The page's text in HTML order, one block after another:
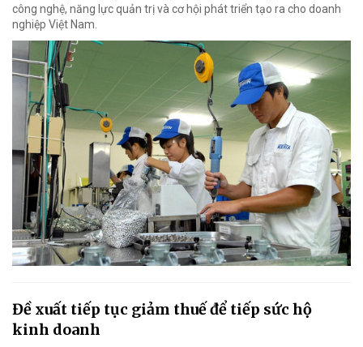
công nghệ, năng lực quản trị và cơ hội phát triển tạo ra cho doanh
nghiệp Việt Nam.
Đề xuất tiếp tục giảm thuế để tiếp sức hộ
kinh doanh